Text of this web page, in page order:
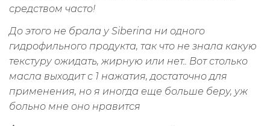
средством часто!
До этого не брала у Siberina ни одного
гидрофильного продукта, так что не знала какую
текстуру ожидать, жирную или нет.. Вот столько
масла выходит с 1 нажатия, достаточно для
применения, но я иногда еще больше беру, уж
больно мне оно нравится